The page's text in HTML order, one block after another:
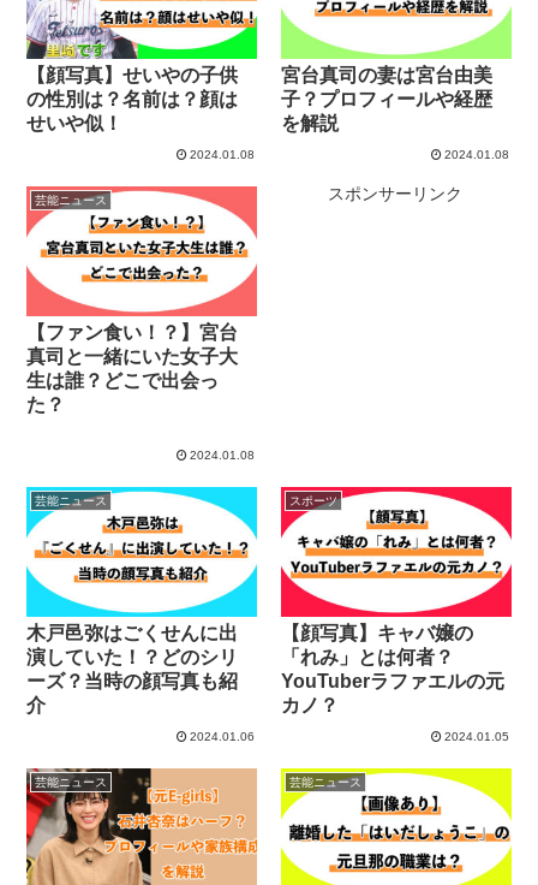
【顔写真】せいやの子供
の性別は？名前は？顔は
せいや似！
2024.01.08
宮台真司の妻は宮台由美
子？プロフィールや経歴
を解説
2024.01.08
芸能ニュース
【ファン食い！？】宮台
真司と一緒にいた女子大
生は誰？どこで出会っ
た？
2024.01.08
スポンサーリンク
芸能ニュース
木戸邑弥はごくせんに出
演していた！？どのシリ
ーズ？当時の顔写真も紹
介
2024.01.06
スポーツ
【顔写真】キャバ嬢の
「れみ」とは何者？
YouTuberラファエルの元
カノ？
2024.01.05
芸能ニュース 芸能ニュース